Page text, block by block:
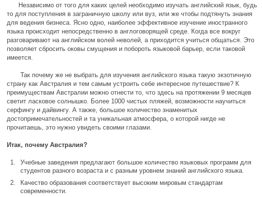
Независимо от того для каких целей необходимо изучать английский язык, будь
то для поступления в заграничную школу или вуз, или же чтобы подтянуть знания
для ведения бизнеса. Ясно одно, наиболее эффективное изучение иностранного
языка происходит непосредственно в англоговорящей среде. Когда все вокруг
разговаривают на английском волей неволей, а приходится учиться общаться. Это
позволяет сбросить оковы смущения и побороть языковой барьер, если таковой
имеется.
Так почему же не выбрать для изучения английского языка такую экзотичную
страну как Австралия и тем самым устроить себе интересное путешествие? К
преимуществам Австралии можно отнести то, что здесь на протяжении 9 месяцев
светит ласковое солнышко. Более 1000 чистых пляжей, возможности научиться
серфингу и дайвингу. А также, большое количество знаменитых
достопримечательностей и та уникальная атмосфера, о которой нигде не
прочитаешь, это нужно увидеть своими глазами.
Итак, почему Австралия?
Учебные заведения предлагают большое количество языковых программ для
студентов разного возраста и с разным уровнем знаний английского языка.
Качество образования соответствует высоким мировым стандартам
современности.